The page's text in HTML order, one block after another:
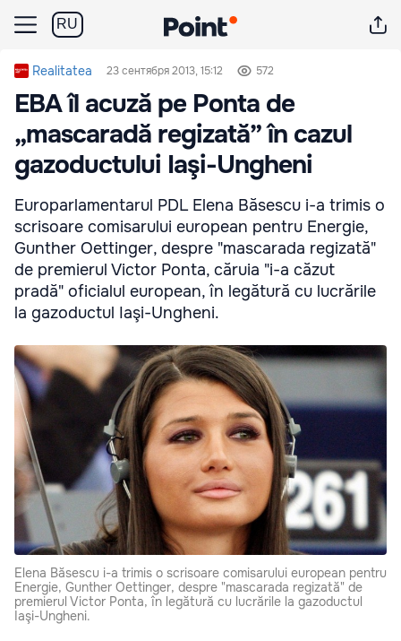
RU
Realitatea 23 сентября 2013, 15:12 572
EBA îl acuză pe Ponta de
„mascaradă regizată” în cazul
gazoductului Iaşi-Ungheni
Europarlamentarul PDL Elena Băsescu i-a trimis o
scrisoare comisarului european pentru Energie,
Gunther Oettinger, despre "mascarada regizată"
de premierul Victor Ponta, căruia "i-a căzut
pradă" oficialul european, în legătură cu lucrările
la gazoductul Iaşi-Ungheni.
Elena Băsescu i-a trimis o scrisoare comisarului european pentru
Energie, Gunther Oettinger, despre "mascarada regizată" de
premierul Victor Ponta, în legătură cu lucrările la gazoductul
Iaşi-Ungheni.